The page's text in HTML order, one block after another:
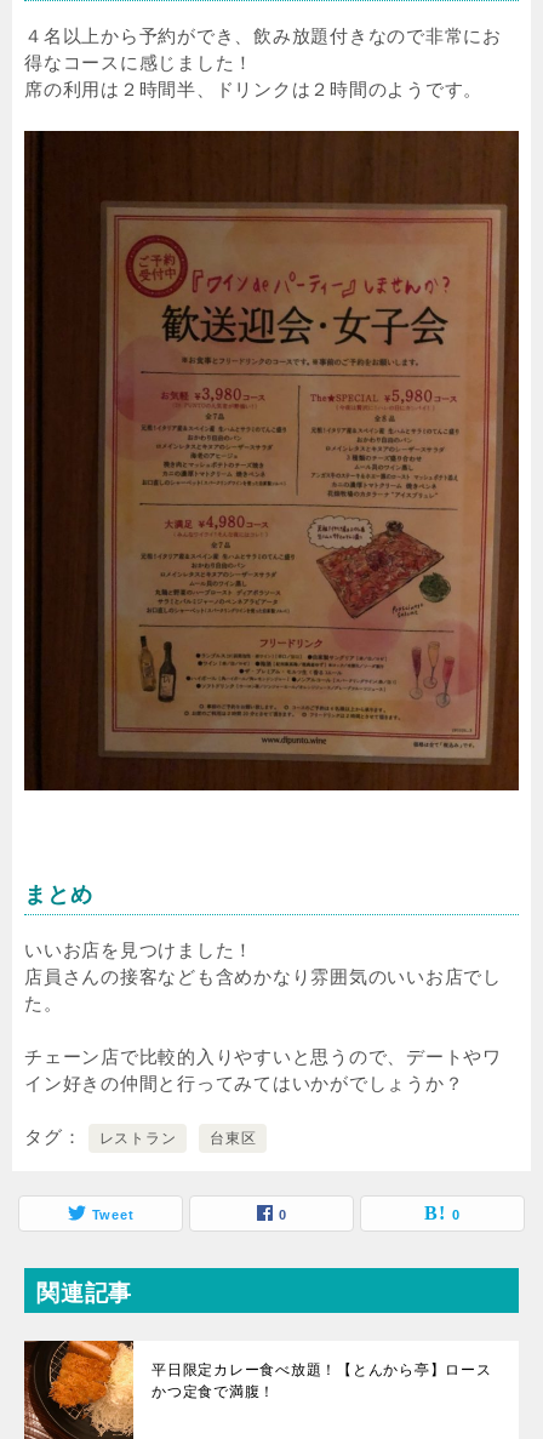
４名以上から予約ができ、飲み放題付きなので非常にお
得なコースに感じました！
席の利用は２時間半、ドリンクは２時間のようです。
まとめ
いいお店を見つけました！
店員さんの接客なども含めかなり雰囲気のいいお店でし
た。
チェーン店で比較的入りやすいと思うので、デートやワ
イン好きの仲間と行ってみてはいかがでしょうか？
タグ レストラン 台東区
Tweet 0 0
関連記事
平日限定カレー食べ放題！【とんから亭】ロース
かつ定食で満腹！